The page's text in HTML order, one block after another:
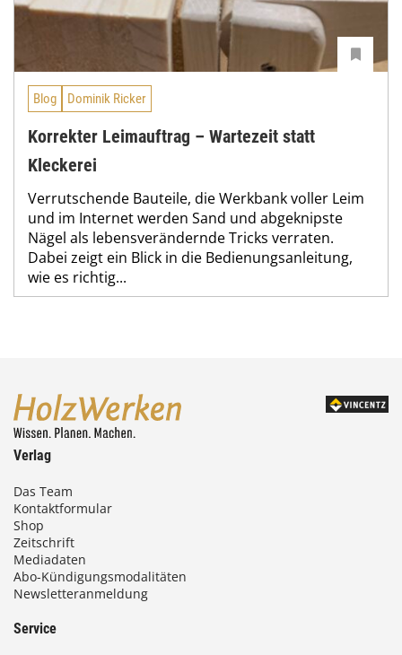
Blog Dominik Ricker
Korrekter Leimauftrag – Wartezeit statt
Kleckerei
Verrutschende Bauteile, die Werkbank voller Leim
und im Internet werden Sand und abgeknipste
Nägel als lebensverändernde Tricks verraten.
Dabei zeigt ein Blick in die Bedienungsanleitung,
wie es richtig...
Verlag
Das Team
Kontaktformular
Shop
Zeitschrift
Mediadaten
Abo-Kündigungsmodalitäten
Newsletteranmeldung
Service